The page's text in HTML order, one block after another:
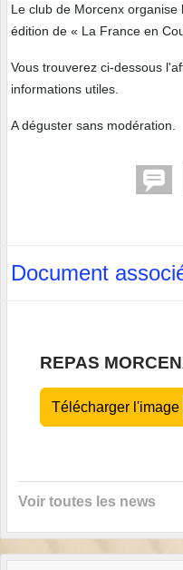
Le club de Morcenx
édition de « La France en
Vous trouverez ci-dessous
informations utiles.
A déguster sans modération.
Document
REPAS
Télécharger l'image
Voir toutes les news